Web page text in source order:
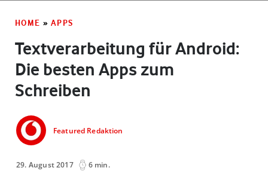
HOME » APPS
Textverarbeitung für Android:
Die besten Apps zum
Schreiben
Featured Redaktion
29. August 2017 6 min.